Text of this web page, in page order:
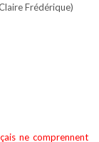
Frédérique)
ne comprennent